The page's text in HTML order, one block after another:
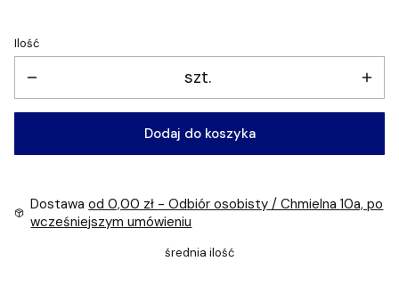
Ilość
szt.
Dodaj do koszyka
Dostawaod 0,00 zł - Odbiór osobisty / Chmielna 10a, po
wcześniejszym umówieniu
średnia ilość